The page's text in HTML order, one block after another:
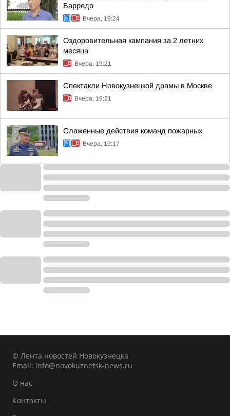
Барредо
Вчера, 19:24
Оздоровительная кампания за 2 летних
месяца
Вчера, 19:21
Спектакли Новокузнецкой драмы в Москве
Вчера, 19:21
Слаженные действия команд пожарных
Вчера, 19:17
© Лента новостей Новокузнецка
Email: info@novokuznetsk-news.ru
О нас
Контакты